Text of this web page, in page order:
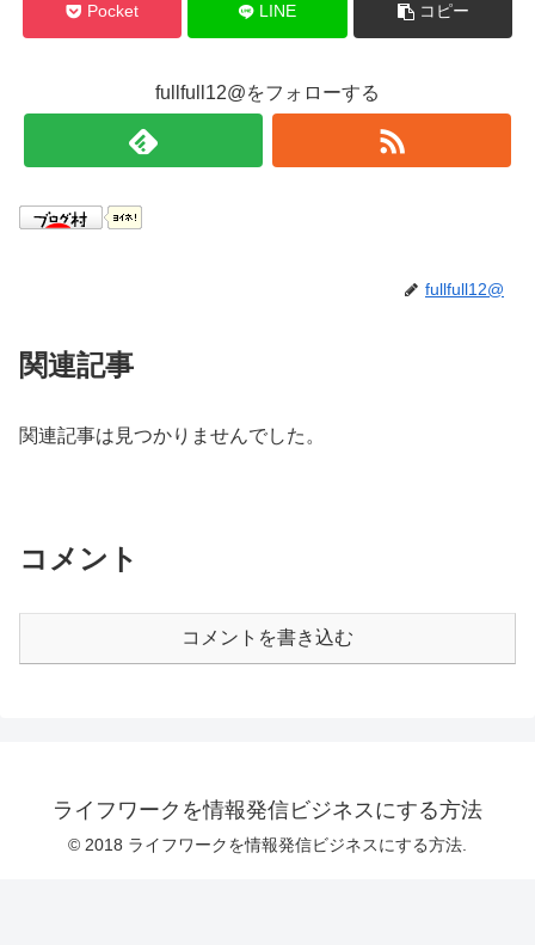
Pocket LINE コピー
fullfull12@をフォローする
fullfull12@
関連記事
関連記事は見つかりませんでした。
コメント
コメントを書き込む
ライフワークを情報発信ビジネスにする方法
© 2018 ライフワークを情報発信ビジネスにする方法.